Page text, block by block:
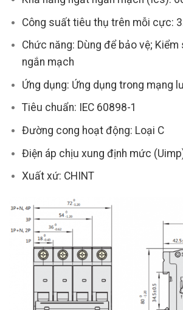
Công suất tiêu thụ trên mỗi cực:
Chức năng: Dùng để bảo vệ;
ngắn mạch
Ứng dụng: Ứng dụng trong mạng
Tiêu chuẩn: IEC 60898-1
Đường cong hoạt động: Loại C
Điện áp chịu xung định mức
Xuất xứ: CHINT